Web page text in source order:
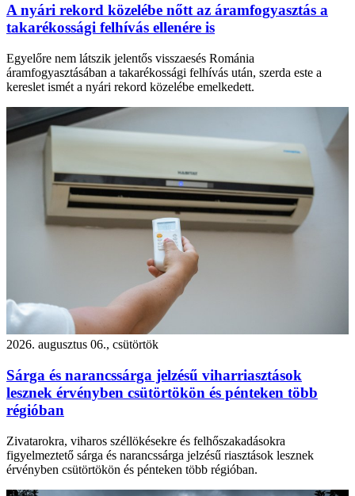
A nyári rekord közelébe nőtt az áramfogyasztás a
takarékossági felhívás ellenére is
Egyelőre nem látszik jelentős visszaesés Románia
áramfogyasztásában a takarékossági felhívás után, szerda este a
kereslet ismét a nyári rekord közelébe emelkedett.
2026. augusztus 06., csütörtök
Sárga és narancssárga jelzésű viharriasztások
lesznek érvényben csütörtökön és pénteken több
régióban
Zivatarokra, viharos széllökésekre és felhőszakadásokra
figyelmeztető sárga és narancssárga jelzésű riasztások lesznek
érvényben csütörtökön és pénteken több régióban.